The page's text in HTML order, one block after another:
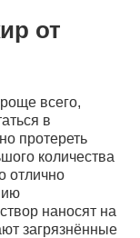
от
всего,
в
протереть
количества
отлично
наносят на
загрязнённые